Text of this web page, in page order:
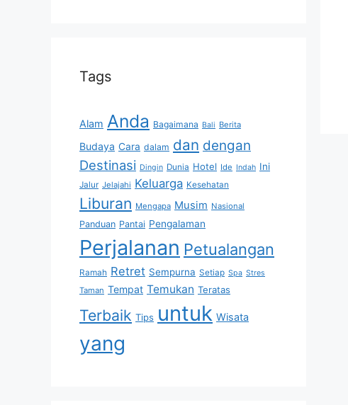
Tags
Alam Anda Bagaimana Bali Berita
Budaya Cara dalam dan dengan
Destinasi Dingin Dunia Hotel Ide Indah Ini
Jalur Jelajahi Keluarga Kesehatan
Liburan Mengapa Musim Nasional
Panduan Pantai Pengalaman
Perjalanan Petualangan
Ramah Retret Sempurna Setiap Spa Stres
Taman Tempat Temukan Teratas
Terbaik Tips untuk Wisata
yang